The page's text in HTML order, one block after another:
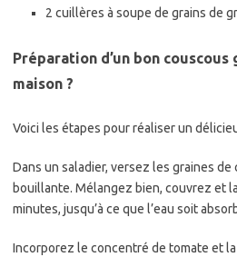
2 cuillères à soupe de grains de
Préparation d’un bon
maison ?
Voici les étapes pour réaliser un
Dans un saladier, versez les graines de
bouillante. Mélangez bien, couvrez et
minutes, jusqu’à ce que l’eau soit
Incorporez le concentré de tomate et